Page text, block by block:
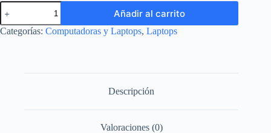
Laptop
Lenovo
IdeaPad
Slim
Añadir al carrito
Categorías: Computadoras y Laptops, Laptops
Descripción
Valoraciones (0)